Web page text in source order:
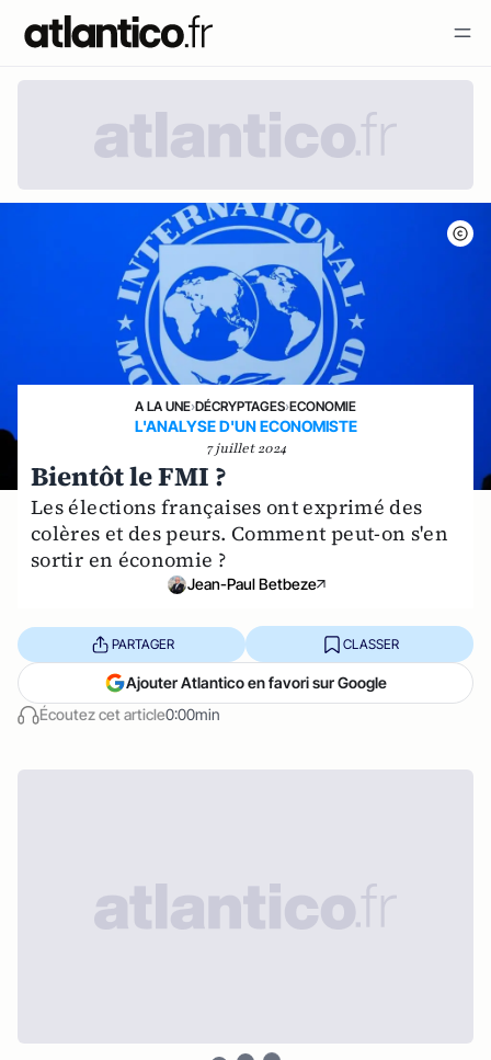
A LA UNE›DÉCRYPTAGES›ECONOMIE
L'ANALYSE D'UN ECONOMISTE
7 juillet 2024
Bientôt le FMI ?
Les élections françaises ont exprimé des
colères et des peurs. Comment peut-on s'en
sortir en économie ?
Jean-Paul Betbeze
Écoutez cet article0:00min
PARTAGER CLASSER
Ajouter Atlantico en favori sur Google